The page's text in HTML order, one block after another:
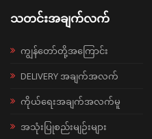
သတင်းအချက်လက်
ကျွန်တော်တို့အကြောင်း
DELIVERY အချက်အလက်
ကိုယ်ရေးအချက်အလက်မူ
အသုံးပြုစည်းမျဉ်းများ